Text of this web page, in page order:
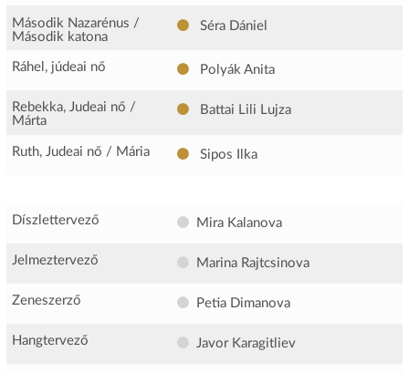
Második Nazarénus /
Második katona
Séra Dániel
Ráhel, júdeai nő Polyák Anita
Rebekka, Judeai nő /
Márta
Battai Lili Lujza
Ruth, Judeai nő / Mária Sipos Ilka
Díszlettervező Mira Kalanova
Jelmeztervező Marina Rajtcsinova
Zeneszerző Petia Dimanova
Hangtervező Javor Karagitliev